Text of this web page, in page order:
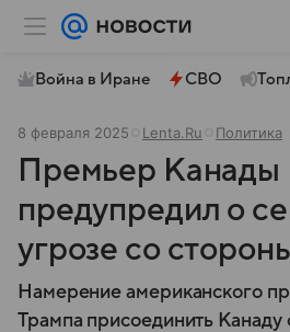
Война в Иране СВО
8 февраля 2025 Lenta.Ru Политика
Премьер Канады
предупредил о
угрозе со
Намерение американского
Трампа присоединить Канаду